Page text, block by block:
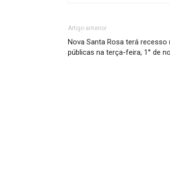
Artigo anterior
Nova Santa Rosa terá recesso
públicas na terça-feira, 1° de